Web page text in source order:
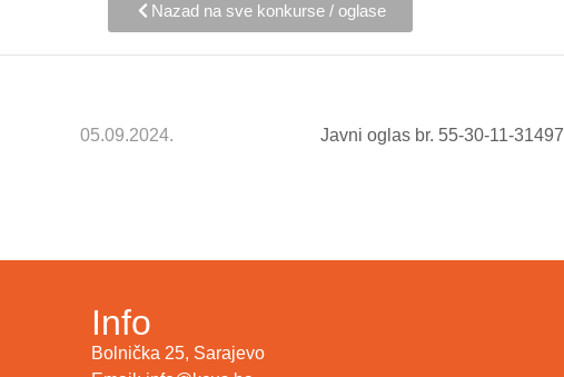
Nazad na sve konkurse / oglase
05.09.2024. Javni oglas br. 55-30-11-31497
Info
Bolnička 25, Sarajevo